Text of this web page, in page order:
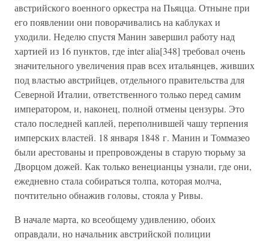
австрийского военного оркестра на Пьяцца. Отныне при
его появлении они поворачивались на каблуках и
уходили. Неделю спустя Манин завершил работу над
хартией из 16 пунктов, где inter alia[348] требовал очень
значительного увеличения прав всех итальянцев, живших
под властью австрийцев, отдельного правительства для
Северной Италии, ответственного только перед самим
императором, и, наконец, полной отмены цензуры. Это
стало последней каплей, переполнившей чашу терпения
имперских властей. 18 января 1848 г. Манин и Томмазео
были арестованы и препровождены в старую тюрьму за
Дворцом дожей. Как только венецианцы узнали, где они,
ежедневно стала собираться толпа, которая молча,
почтительно обнажив головы, стояла у Ривы.
В начале марта, ко всеобщему удивлению, обоих
оправдали, но начальник австрийской полиции